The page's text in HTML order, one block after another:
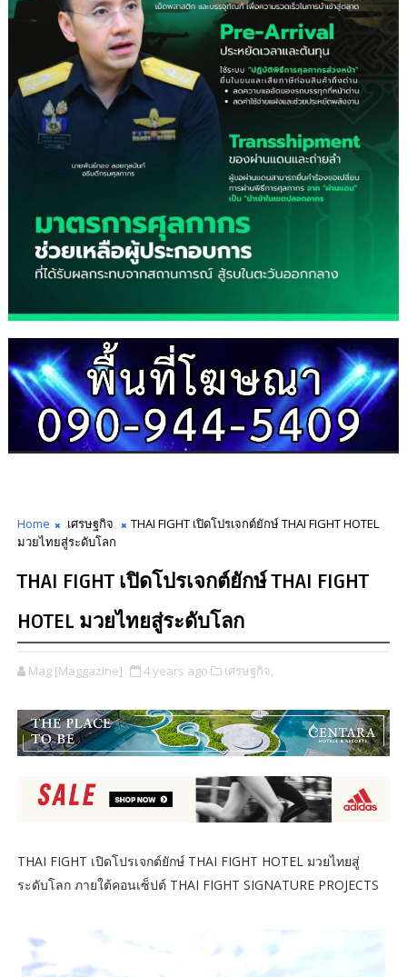
Home เศรษฐกิจ
THAI FIGHT เปิดโปรเจกต์ยักษ์ THAI FIGHT HOTEL
มวยไทยสู่ระดับโลก
THAI FIGHT เปิดโปรเจกต์ยักษ์ THAI FIGHT
HOTEL มวยไทยสู่ระดับโลก
Mag [Maggazine] 4 years ago เศรษฐกิจ,
THAI FIGHT เปิดโปรเจกต์ยักษ์ THAI FIGHT HOTEL มวยไทยสู่
ระดับโลก ภายใต้คอนเซ็ปต์ THAI FIGHT SIGNATURE PROJECTS